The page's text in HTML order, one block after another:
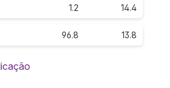
1.2 14.4
96.8 13.8